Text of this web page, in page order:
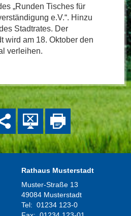
„Runden Tisches für
e.V.“. Hinzu
Stadtrates. Der
wird am 18. Oktober den
verleihen.
Rathaus Musterstadt
Muster-Straße 13
49084 Musterstadt
Tel: 01234 123-0